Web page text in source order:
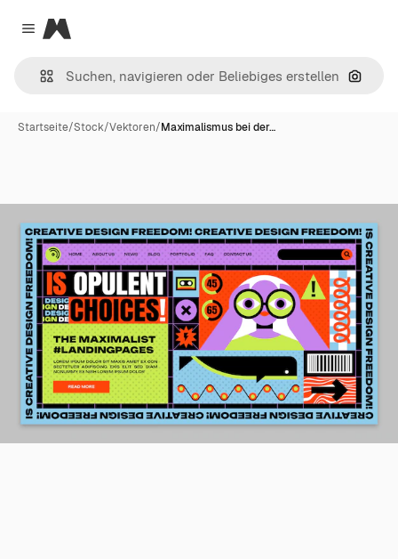
Close menu
Magnific
Nach
Startseite/Stock/Vektoren/Maximalismus bei der…